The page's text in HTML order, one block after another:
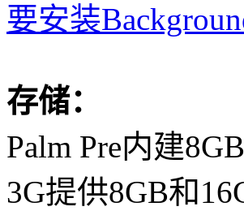
要安装
存储：
Palm Pre内建8GB
3G提供8GB和